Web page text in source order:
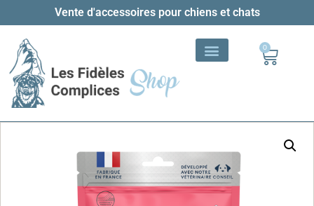
Vente d'accessoires pour chiens et chats
0